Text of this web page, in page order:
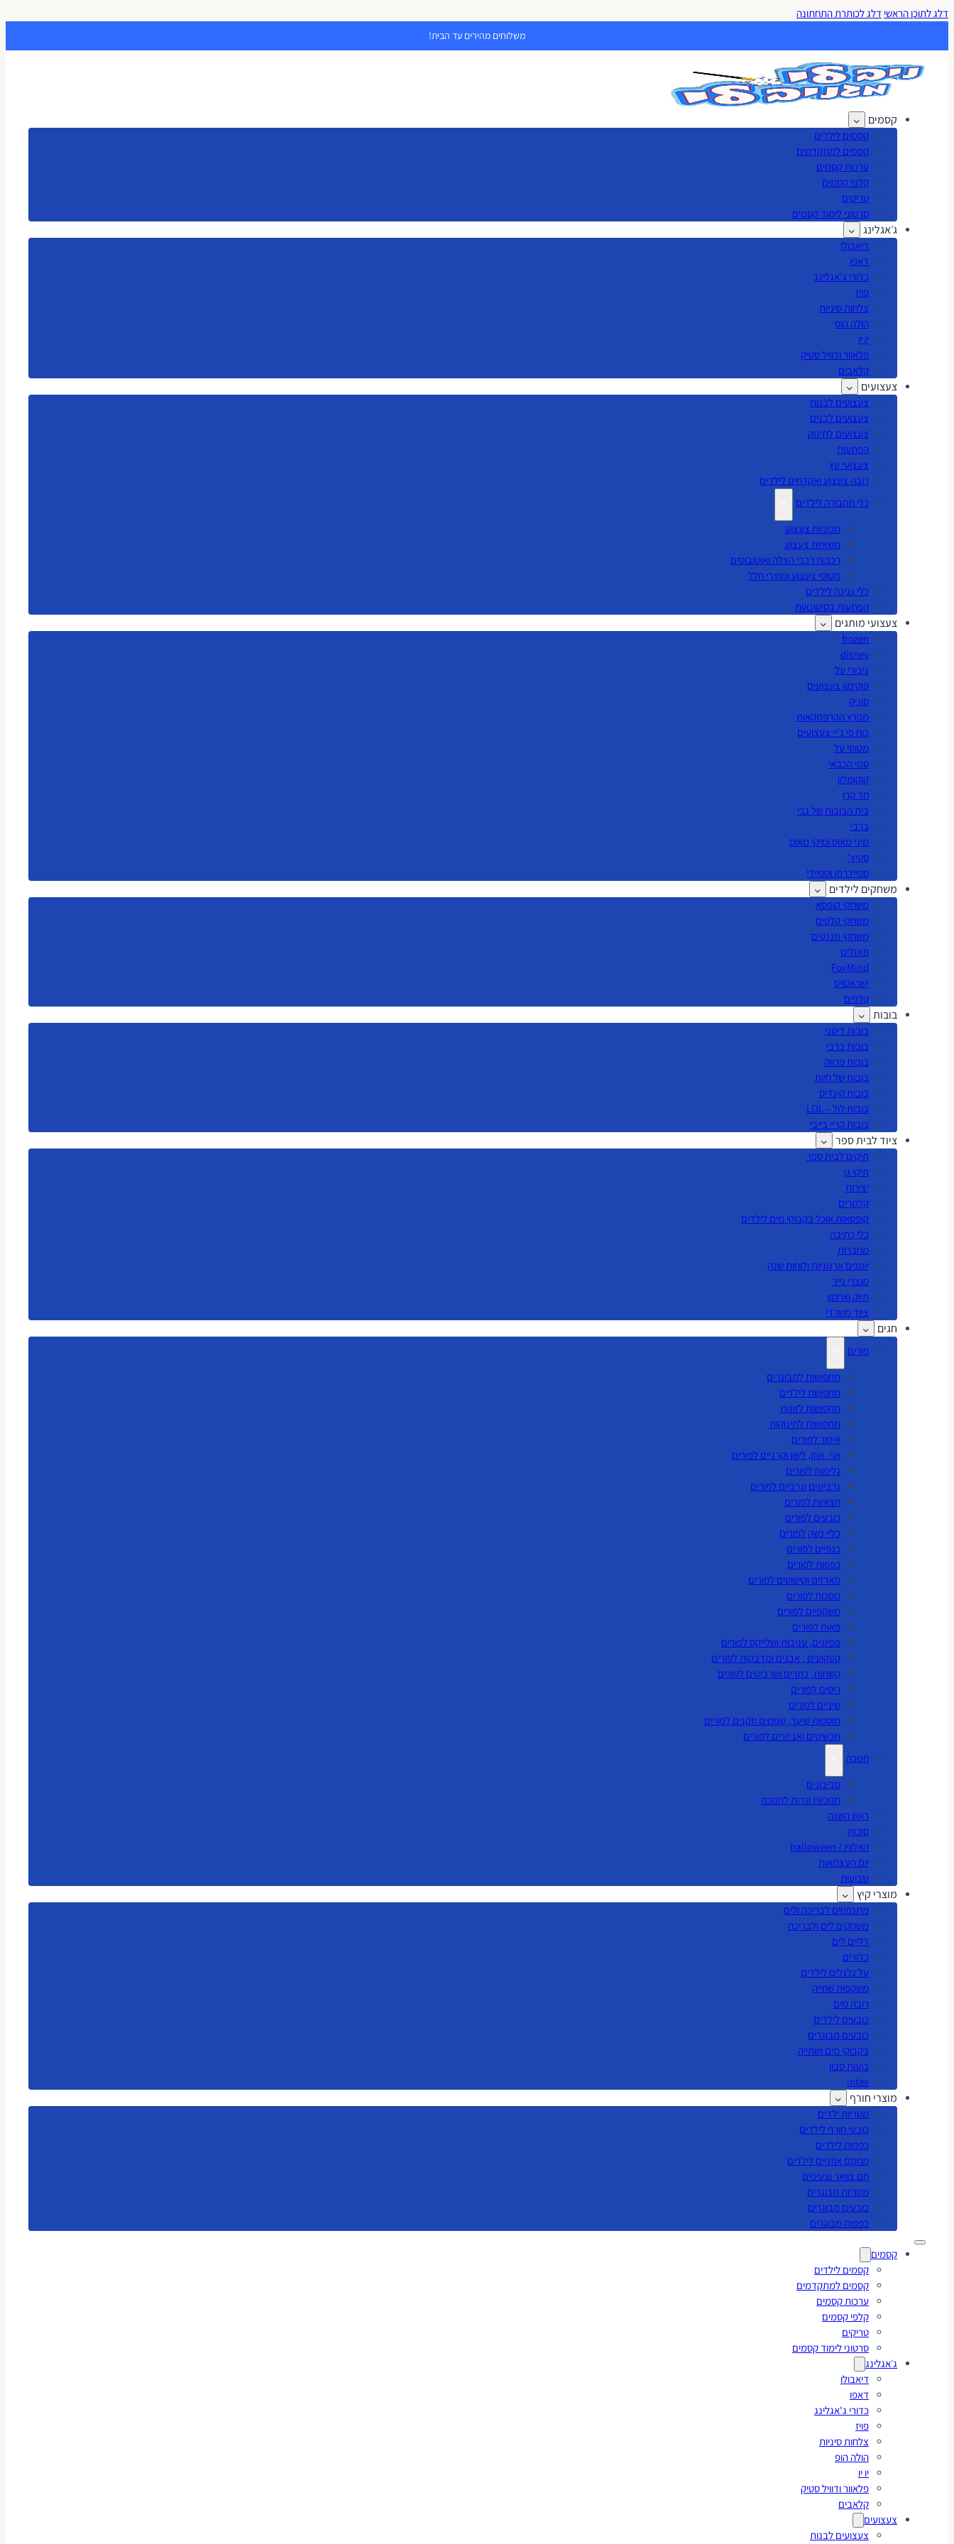
דלג לתוכן הראשי דלג לכותרת התחתונה
משלוחים מהירים עד הבית!
קסמים
קסמים לילדים
קסמים למתקדמים
ערכות קסמים
קלפי קסמים
טריקים
סרטוני לימוד קסמים
ג׳אגלינג
דיאבולו
דאפו
כדורי ג'אגלינג
פויז
צלחות סיניות
הולה הופ
יו יו
פלאוור ודוויל סטיק
קלאבים
צעצועים
צעצועים לבנות
צעצועים לבנים
צעצועים לתינוק
הפתעות
צעצועי עץ
רובה צעצוע ואקדחים לילדים
כלי תחבורה לילדים
מכוניות צעצוע
משאיות צעצוע
רכבות רכבי הצלה ואוטובוסים
מטוסי צעצוע ומוצרי חלל
כלי נגינה לילדים
הפתעות בסיטונאות
צעצועי מותגים
frozen
disney
גיבורי על
פוקימון צעצועים
סוניק
מפרץ ההרפתקאות
כוח פי ג'יי צעצועים
מטוסי על
סמי הכבאי
קוקומלון
חד קרן
בית הבובות של גבי
ברבי
מיני מאוס ומיקי מאוס
סטיץ'
ספיידרמן וספיידי
משחקים לילדים
משחקי קופסא
משחקי קלפים
משחקי מגנטים
פאזלים
FoxMind
ישראטויס
קלפים
בובות
בובות דיסני
בובות ברבי
בובות פרווה
בובות של חיות
בובות קינדיס
בובות לול – LOL
בובות קריי בייבי
ציוד לבית ספר
תיקים לבית ספר
תיקי גן
יצירות
קלמרים
קופסאות אוכל בקבוקי מים לילדים
כלי כתיבה
מחברות
יומנים ארגוניות ולוחות שנה
מוצרי נייר
תיוק ואחסון
ציוד משרדי
חגים
פורים
תחפושות למבוגרים
תחפושת לילדים
תחפושות לזוגות
תחפושות לתינוקות
איפור לפורים
אף, אוזן, לשון וקרניים לפורים
גלימות לפורים
גרביונים וגרביים לפורים
חצאיות לפורים
כובעים לפורים
כליי נשק לפורים
כנפיים לפורים
כפפות לפורים
מארזים וקישוטים לפורים
מסכות לפורים
משקפיים לפורים
פאות לפורים
פפיונים, עניבות ושלייקס לפורים
קעקועים , אבנים ומדבקות לפורים
קשתות, כתרים ושרביטים לפורים
ריסים לפורים
שיניים לפורים
תוספות שיער, שפמים וזקנים לפורים
תכשיטים ואביזרים לפורים
חנוכה
סביבונים
חנוכיות ונרות לחנוכה
ראש השנה
סוכות
האלווין / halloween
יום העצמאות
שבועות
מוצרי קיץ
מתנפחים לבריכה ולים
משחקים לים ולבריכה
דליים לים
כדורים
על גלגלים לילדים
משקפות שחייה
רובה מים
כובעים לילדים
כובעים מבוגרים
בקבוקי מים ושתייה
בועות סבון
intex
מוצרי חורף
מטריות ילדים
כובעי חורף לילדים
כפפות לילדים
מחמם אוזניים לילדים
חם צוואר וצעיפים
מטריות מבוגרים
כובעים מבוגרים
כפפות מבוגרים
קסמים
קסמים לילדים
קסמים למתקדמים
ערכות קסמים
קלפי קסמים
טריקים
סרטוני לימוד קסמים
ג׳אגלינג
דיאבולו
דאפו
כדורי ג'אגלינג
פויז
צלחות סיניות
הולה הופ
יו יו
פלאוור ודוויל סטיק
קלאבים
צעצועים
צעצועים לבנות